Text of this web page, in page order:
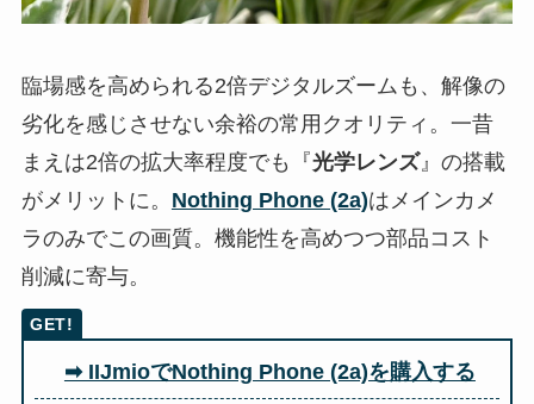
臨場感を高められる2倍デジタルズームも、解像の
劣化を感じさせない余裕の常用クオリティ。一昔
まえは2倍の拡大率程度でも『光学レンズ』の搭載
がメリットに。 Nothing Phone (2a)はメインカメ
ラのみでこの画質。機能性を高めつつ部品コスト
削減に寄与。
➡ IIJmioでNothing Phone (2a)を購入する